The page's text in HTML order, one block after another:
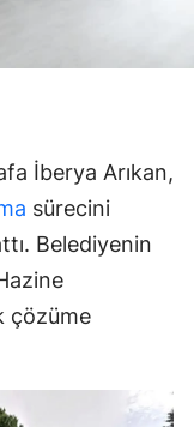
İberya Arıkan,
sürecini
Belediyenin
çözüme